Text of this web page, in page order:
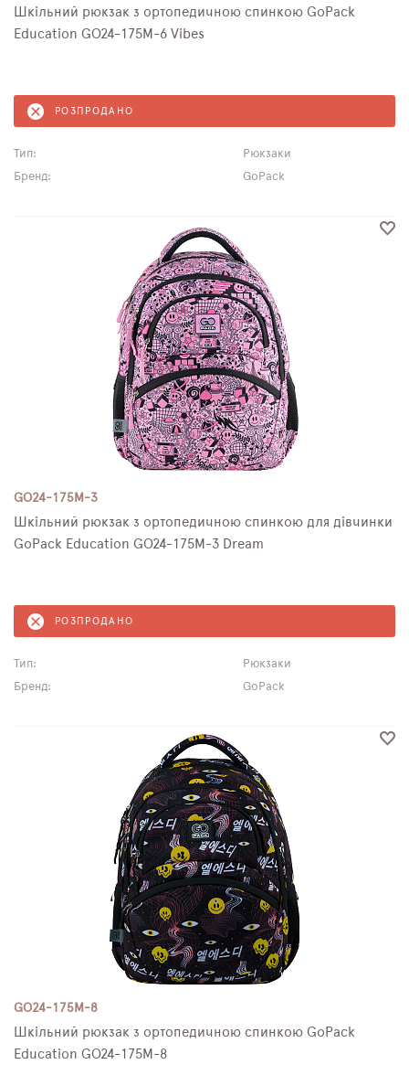
Шкільний рюкзак з ортопедичною спинкою GoPack
Education GO24-175M-6 Vibes
РОЗПРОДАНО
Тип:
Рюкзаки
Бренд:
GoPack
GO24-175M-3
Шкільний рюкзак з ортопедичною спинкою для дівчинки
GoPack Education GO24-175M-3 Dream
РОЗПРОДАНО
Тип:
Рюкзаки
Бренд:
GoPack
GO24-175M-8
Шкільний рюкзак з ортопедичною спинкою GoPack
Education GO24-175M-8